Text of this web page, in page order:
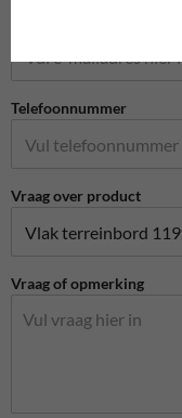
Telefoonnummer
Vraag over product
Vraag of opmerking